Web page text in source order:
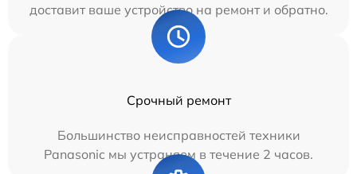
доставит ваше устройство на ремонт и обратно.
Срочный ремонт
Большинство неисправностей техники
Panasonic мы устраняем в течение 2 часов.